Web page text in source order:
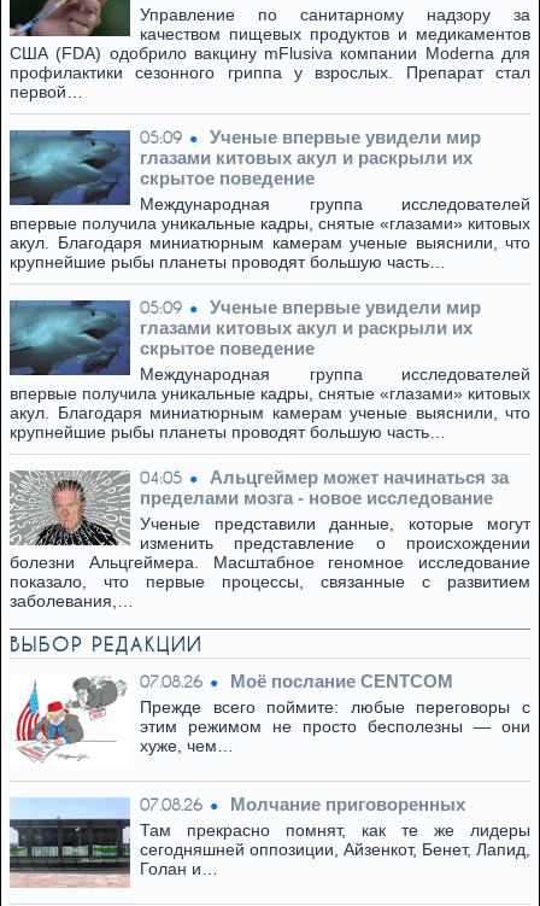
Управление по санитарному надзору за
качеством пищевых продуктов и медикаментов
США (FDA) одобрило вакцину mFlusiva компании Moderna для
профилактики сезонного гриппа у взрослых. Препарат стал
первой…
05:09
Ученые впервые увидели мир
глазами китовых акул и раскрыли их
скрытое поведение
Международная группа исследователей
впервые получила уникальные кадры, снятые «глазами» китовых
акул. Благодаря миниатюрным камерам ученые выяснили, что
крупнейшие рыбы планеты проводят большую часть…
05:09
Ученые впервые увидели мир
глазами китовых акул и раскрыли их
скрытое поведение
Международная группа исследователей
впервые получила уникальные кадры, снятые «глазами» китовых
акул. Благодаря миниатюрным камерам ученые выяснили, что
крупнейшие рыбы планеты проводят большую часть…
04:05
Альцгеймер может начинаться за
пределами мозга - новое исследование
Ученые представили данные, которые могут
изменить представление о происхождении
болезни Альцгеймера. Масштабное геномное исследование
показало, что первые процессы, связанные с развитием
заболевания,…
ВЫБОР РЕДАКЦИИ
07.08.26 Моё послание CENTCOM
Прежде всего поймите: любые переговоры с
этим режимом не просто бесполезны — они
хуже, чем…
07.08.26 Молчание приговоренных
Там прекрасно помнят, как те же лидеры
сегодняшней оппозиции, Айзенкот, Бенет, Лапид,
Голан и…